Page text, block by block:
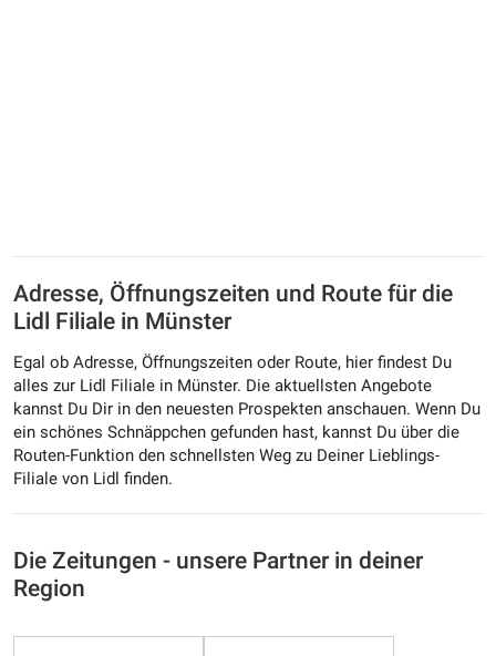
Adresse, Öffnungszeiten und Route für die
Lidl Filiale in Münster
Egal ob Adresse, Öffnungszeiten oder Route, hier findest Du
alles zur Lidl Filiale in Münster. Die aktuellsten Angebote
kannst Du Dir in den neuesten Prospekten anschauen. Wenn Du
ein schönes Schnäppchen gefunden hast, kannst Du über die
Routen-Funktion den schnellsten Weg zu Deiner Lieblings-
Filiale von Lidl finden.
Die Zeitungen - unsere Partner in deiner
Region